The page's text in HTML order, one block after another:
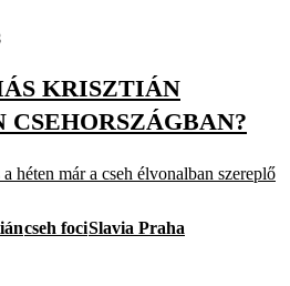
KRISZTIÁN
héten már a cseh élvonalban szereplő
cseh fociSlavia Praha